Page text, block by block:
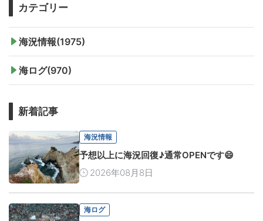
カテゴリー
海況情報(1975)
海ログ(970)
新着記事
海況情報
予想以上に海況回復♪通常OPENです😄
2026年08月8日
海ログ